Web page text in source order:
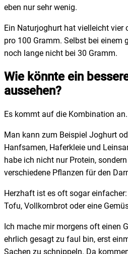
eben nur sehr wenig.
Ein Naturjoghurt hat vielleicht vier
pro 100 Gramm. Selbst bei einem
noch lange nicht bei 30 Gramm.
Wie könnte ein
aussehen?
Es kommt auf die Kombination an.
Man kann zum Beispiel Joghurt
Hanfsamen, Haferkleie und
habe ich nicht nur Protein,
verschiedene Pflanzen für den
Herzhaft ist es oft sogar einfacher:
Tofu, Vollkornbrot oder eine
Ich mache mir morgens oft einen
ehrlich gesagt zu faul bin, erst
Sachen zu schnippeln. Da